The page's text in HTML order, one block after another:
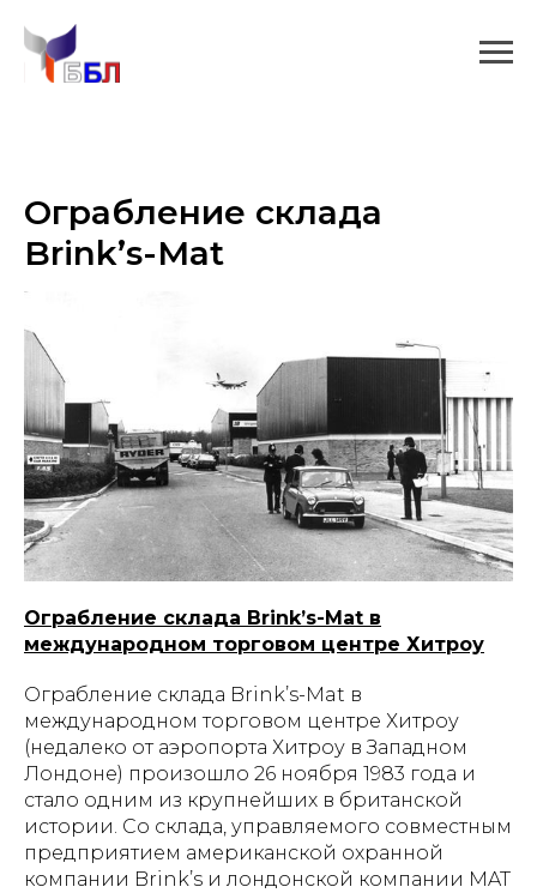
Ограбление склада
Brink’s-Mat
Ограбление склада Brink’s-Mat в
международном торговом центре Хитроу
Ограбление склада Brink’s-Mat в
международном торговом центре Хитроу
(недалеко от аэропорта Хитроу в Западном
Лондоне) произошло 26 ноября 1983 года и
стало одним из крупнейших в британской
истории. Со склада, управляемого совместным
предприятием американской охранной
компании Brink’s и лондонской компании MAT